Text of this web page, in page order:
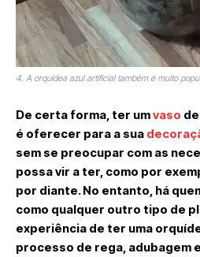
4. A orquídea azul artificial também é muito
De certa forma, ter umvaso
é oferecer para a sua
sem se preocupar com as
possa vir a ter, como por
por diante. No entanto, há
como qualquer outro tipo de
experiência de ter uma
processo de rega, adubagem